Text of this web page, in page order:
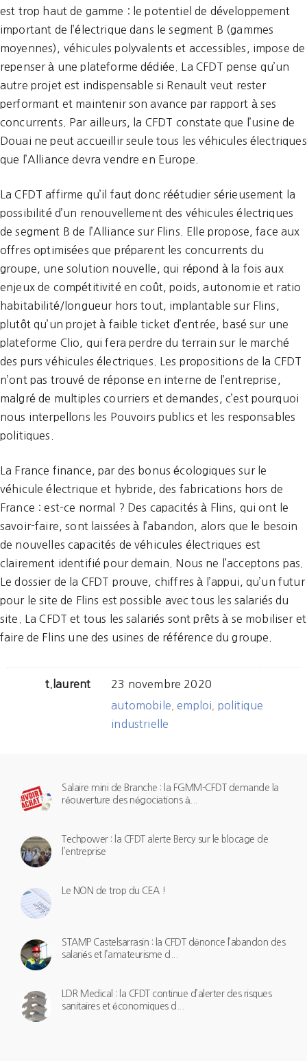
est trop haut de gamme : le potentiel de développement
important de l’électrique dans le segment B (gammes
moyennes), véhicules polyvalents et accessibles, impose de
repenser à une plateforme dédiée. La CFDT pense qu’un
autre projet est indispensable si Renault veut rester
performant et maintenir son avance par rapport à ses
concurrents. Par ailleurs, la CFDT constate que l’usine de
Douai ne peut accueillir seule tous les véhicules électriques
que l’Alliance devra vendre en Europe.
La CFDT affirme qu’il faut donc réétudier sérieusement la
possibilité d’un renouvellement des véhicules électriques
de segment B de l’Alliance sur Flins. Elle propose, face aux
offres optimisées que préparent les concurrents du
groupe, une solution nouvelle, qui répond à la fois aux
enjeux de compétitivité en coût, poids, autonomie et ratio
habitabilité/longueur hors tout, implantable sur Flins,
plutôt qu’un projet à faible ticket d’entrée, basé sur une
plateforme Clio, qui fera perdre du terrain sur le marché
des purs véhicules électriques. Les propositions de la CFDT
n’ont pas trouvé de réponse en interne de l’entreprise,
malgré de multiples courriers et demandes, c’est pourquoi
nous interpellons les Pouvoirs publics et les responsables
politiques.
La France finance, par des bonus écologiques sur le
véhicule électrique et hybride, des fabrications hors de
France : est-ce normal ? Des capacités à Flins, qui ont le
savoir-faire, sont laissées à l’abandon, alors que le besoin
de nouvelles capacités de véhicules électriques est
clairement identifié pour demain. Nous ne l’acceptons pas.
Le dossier de la CFDT prouve, chiffres à l’appui, qu’un futur
pour le site de Flins est possible avec tous les salariés du
site. La CFDT et tous les salariés sont prêts à se mobiliser et
faire de Flins une des usines de référence du groupe.
t.laurent
23 novembre 2020
automobile ,emploi
politique
industrielle
Salaire mini de Branche : la FGMM-CFDT demande la
réouverture des négociations à...
Techpower : la CFDT alerte Bercy sur le blocage de
l’entreprise
Le NON de trop du CEA !
STAMP Castelsarrasin : la CFDT dénonce l’abandon des
salariés et l’amateurisme d...
LDR Medical : la CFDT continue d’alerter des risques
sanitaires et économiques d...